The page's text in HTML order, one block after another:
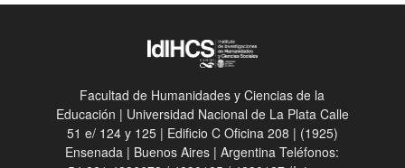
Facultad de Humanidades y Ciencias de la
Educación | Universidad Nacional de La Plata Calle
51 e/ 124 y 125 | Edificio C Oficina 208 | (1925)
Ensenada | Buenos Aires | Argentina Teléfonos: